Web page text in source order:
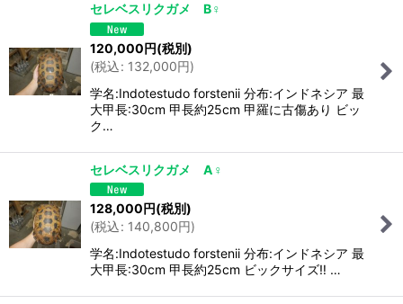
セレベスリクガメ B♀
120,000円(税別)
(税込: 132,000円)
学名:Indotestudo forstenii 分布:インドネシア 最
大甲長:30cm 甲長約25cm 甲羅に古傷あり ビッ
ク…
セレベスリクガメ A♀
128,000円(税別)
(税込: 140,800円)
学名:Indotestudo forstenii 分布:インドネシア 最
大甲長:30cm 甲長約25cm ビックサイズ‼️ …